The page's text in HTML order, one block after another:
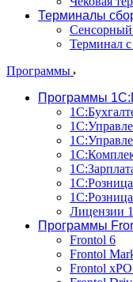
Терминалы
Терминал
Программы
Программы
1С:Розница
Лицензии
Программы
Frontol 6
Frontol
Frontol